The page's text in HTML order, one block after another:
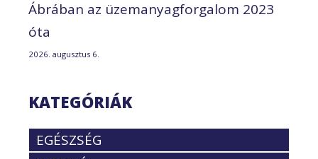
Ábrában az üzemanyagforgalom 2023
óta
2026. augusztus 6.
KATEGÓRIÁK
EGÉSZSÉG